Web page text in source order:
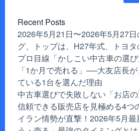
Recent Posts
2026年5月21日〜2026年5月27
グ、トップは、H27年式、トヨ
プロ目線「かしこい中古車の選び
「1か月で売れる」──大友店長
ている1台を選んだ理由
中古車選びで失敗しない「お店
信頼できる販売店を見極める4つ
イラン情勢が直撃！2026年5月